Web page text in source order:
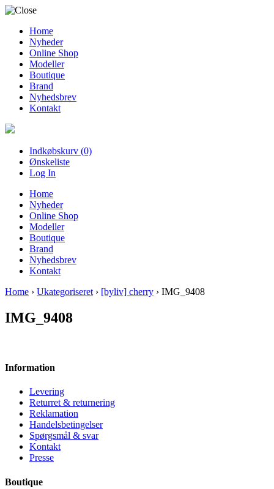
Home
Nyheder
Online Shop
Modeller
Boutique
Brand
Nyhedsbrev
Kontakt
Indkøbskurv (0)
Ønskeliste
Log In
Home
Nyheder
Online Shop
Modeller
Boutique
Brand
Nyhedsbrev
Kontakt
Home › Ukategoriseret › [byliv] cherry › IMG_9408
IMG_9408
Information
Levering
Returret & returnering
Reklamation
Handelsbetingelser
Spørgsmål & svar
Kontakt
Presse
Boutique